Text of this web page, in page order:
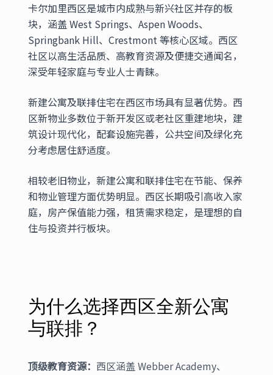
卡尔加里西区是城市内成熟与新兴社区并存的板
块，涵盖 West Springs、Aspen Woods、
Springbank Hill、Crestmont 等核心区域。西区
社区以高生活品质、高教育资源及便捷交通闻名，
深受年轻家庭与专业人士青睐。
新建公寓及联排住宅在西区市场具有显著优势。西
区新物业多数位于新开发区或老社区重建地块，建
筑设计现代化，配套设施完善，公共空间及绿化充
分考虑居住舒适度。
相较老旧物业，新建公寓和联排住宅在节能、保养
和物业管理方面优势明显。西区长期吸引高收入家
庭，房产保值能力强，租赁需求稳定，是理想的自
住与投资并行板块。
为什么选择西区全新公寓
与联排？
顶级教育资源： 西区涵盖 Webber Academy、